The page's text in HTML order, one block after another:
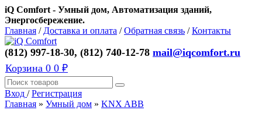
iQ Comfort - Умный дом, Автоматизация зданий,
Энергосбережение.
Главная / Доставка и оплата /Обратная связь /Контакты
(812) 997-18-30, (812) 740-12-78 mail@iqcomfort.ru
Корзина 0 0 ₽
Вход /Регистрация
Главная » Умный дом » KNX ABB